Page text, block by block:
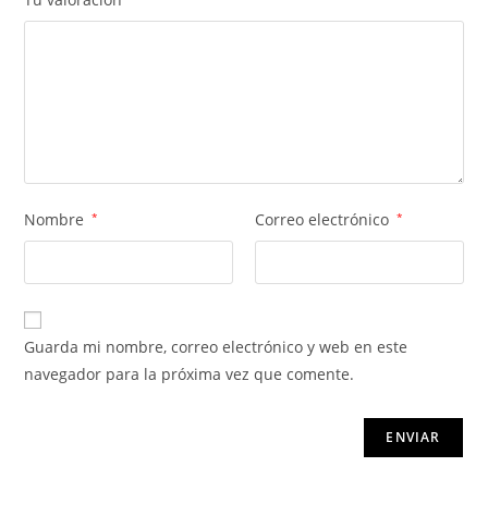
Nombre * Correo electrónico *
Guarda mi nombre, correo electrónico y web en este
navegador para la próxima vez que comente.